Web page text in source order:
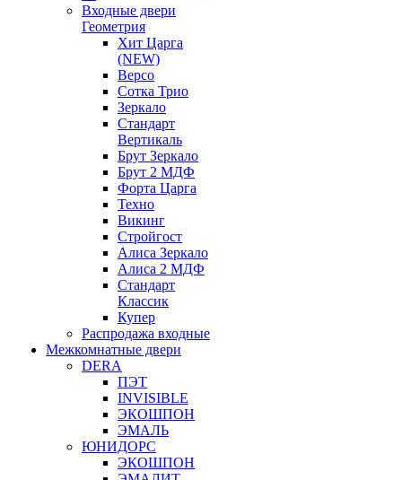
Входные двери
Геометрия
Хит Царга
(NEW)
Версо
Сотка Трио
Зеркало
Стандарт
Вертикаль
Брут Зеркало
Брут 2 МДФ
Форта Царга
Техно
Викинг
Стройгост
Алиса Зеркало
Алиса 2 МДФ
Стандарт
Классик
Купер
Распродажа входные
Межкомнатные двери
DERA
ПЭТ
INVISIBLE
ЭКОШПОН
ЭМАЛЬ
ЮНИДОРС
ЭКОШПОН